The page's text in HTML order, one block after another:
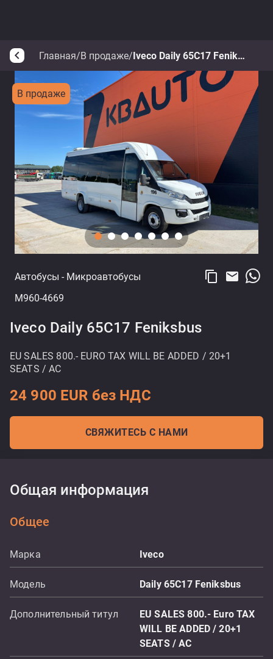
arrow_back_ios Главная/В продаже/ Iveco Daily 65C17 Feniksbus
В продаже
Автобусы - Микроавтобусы
M960-4669
content_copy email
Iveco Daily 65C17 Feniksbus
EU SALES 800.- EURO TAX WILL BE ADDED / 20+1
SEATS / AC
24 900 EUR без НДС
СВЯЖИТЕСЬ С НАМИ
Общая информация
Общее
Марка Iveco
Модель Daily 65C17 Feniksbus
Дополнительный титул
EU SALES 800.- Euro TAX
WILL BE ADDED / 20+1
SEATS / AC